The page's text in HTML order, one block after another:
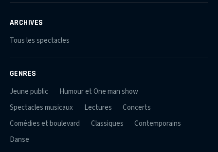
ARCHIVES
Tous les spectacles
GENRES
Jeune public
Humour et One man show
Spectacles musicaux
Lectures
Concerts
Comédies et boulevard
Classiques
Contemporains
Danse